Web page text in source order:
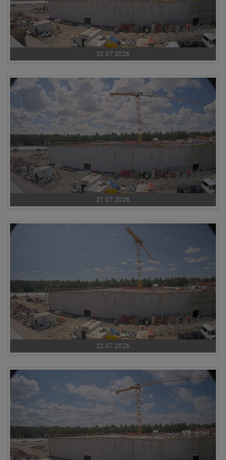
20.07.2026
21.07.2026
22.07.2026